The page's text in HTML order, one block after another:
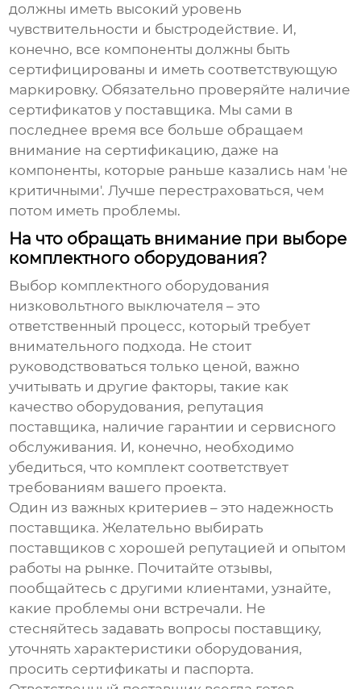
должны иметь высокий уровень
чувствительности и быстродействие. И,
конечно, все компоненты должны быть
сертифицированы и иметь соответствующую
маркировку. Обязательно проверяйте наличие
сертификатов у поставщика. Мы сами в
последнее время все больше обращаем
внимание на сертификацию, даже на
компоненты, которые раньше казались нам 'не
критичными'. Лучше перестраховаться, чем
потом иметь проблемы.
На что обращать внимание при выборе
комплектного оборудования?
Выбор комплектного оборудования
низковольтного выключателя – это
ответственный процесс, который требует
внимательного подхода. Не стоит
руководствоваться только ценой, важно
учитывать и другие факторы, такие как
качество оборудования, репутация
поставщика, наличие гарантии и сервисного
обслуживания. И, конечно, необходимо
убедиться, что комплект соответствует
требованиям вашего проекта.
Один из важных критериев – это надежность
поставщика. Желательно выбирать
поставщиков с хорошей репутацией и опытом
работы на рынке. Почитайте отзывы,
пообщайтесь с другими клиентами, узнайте,
какие проблемы они встречали. Не
стесняйтесь задавать вопросы поставщику,
уточнять характеристики оборудования,
просить сертификаты и паспорта.